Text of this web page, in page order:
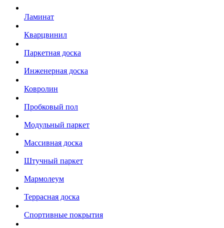
Ламинат
Кварцвинил
Паркетная доска
Инженерная доска
Ковролин
Пробковый пол
Модульный паркет
Массивная доска
Штучный паркет
Мармолеум
Террасная доска
Спортивные покрытия